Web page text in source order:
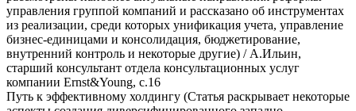
управления группой компаний и рассказано об инструментах
из реализации, среди которых унификация учета, управление
бизнес-единицами и консолидация, бюджетирование,
внутренний контроль и некоторые другие) / А.Ильин,
старший консультант отдела консультационных услуг
компании Ernst&Young, с.16
Путь к эффективному холдингу (Статья раскрывает некоторые